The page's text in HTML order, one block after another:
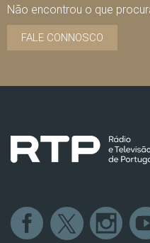
Não encontrou o que
FALE CONNOSCO